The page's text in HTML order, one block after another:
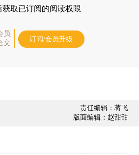
获取已订阅的阅读权限
员
文
订阅/会员升级
责任编辑：蒋飞
版面编辑：赵甜甜